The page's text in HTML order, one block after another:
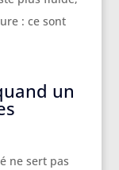
: ce sont
un
ne sert pas